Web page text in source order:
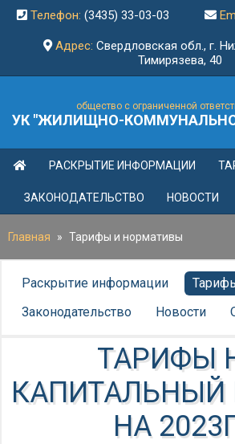
Телефон: (3435) 33-03-03
Адрес: Свердловская обл., г.
Тимирязева, 40
общество с ограниченной
УК "ЖИЛИЩНО-
РАСКРЫТИЕ ИНФОРМАЦИИ
ЗАКОНОДАТЕЛЬСТВО НОВОСТИ
Главная » Тарифы и нормативы
Раскрытие информации
Законодательство
Новости
ТАРИФЫ НА
КАПИТАЛЬНЫЙ
НА